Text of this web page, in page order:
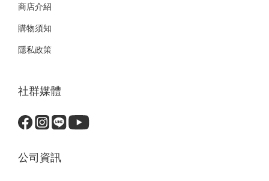
商店介紹
購物須知
隱私政策
社群媒體
公司資訊